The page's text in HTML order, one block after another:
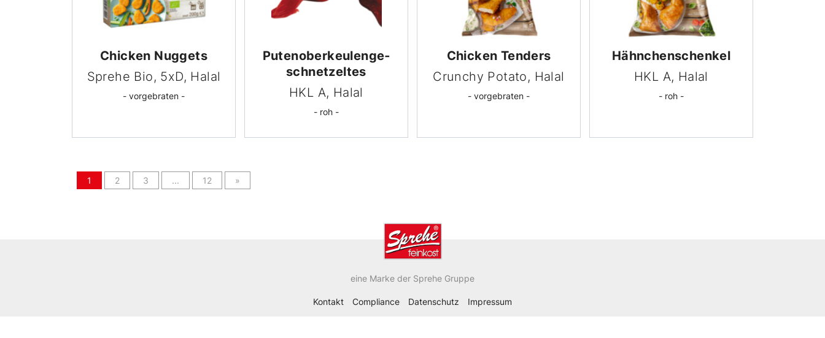
Chicken Nuggets
Sprehe Bio, 5xD, Halal
- vorgebraten -
Puten­ober­keulen­ge­
schnetzeltes
HKL A, Halal
- roh -
Chicken Tenders
Crunchy Potato, Halal
- vorgebraten -
Hähnchen­schenkel
HKL A, Halal
- roh -
1 (current)
2 3 ... 12 »
eine Marke der Sprehe Gruppe
Kontakt Compliance Datenschutz Impressum